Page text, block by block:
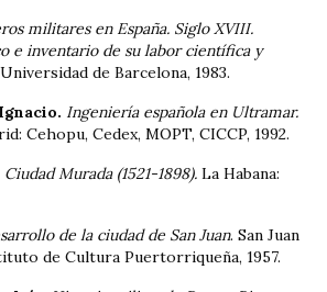
militares en España. Siglo XVIII.
e inventario de su labor científica y
de Barcelona, 1983.
Ingeniería española en Ultramar.
Cehopu, Cedex, MOPT, CICCP, 1992.
Ciudad Murada (1521-1898). La Habana:
de la ciudad de San Juan. San Juan
de Cultura Puertorriqueña, 1957.